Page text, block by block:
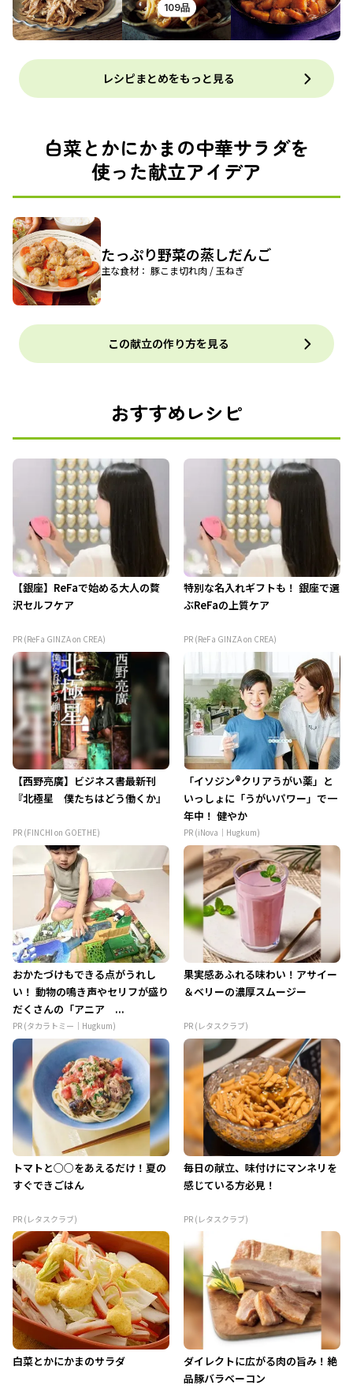
109品
レシピまとめをもっと見る
白菜とかにかまの中華サラダを
使った献立アイデア
たっぷり野菜の蒸しだんご
主な食材： 豚こま切れ肉 / 玉ねぎ
この献立の作り方を見る
おすすめレシピ
【銀座】ReFaで始める大人の贅
沢セルフケア
PR (ReFa GINZA on CREA)
特別な名入れギフトも！ 銀座で選
ぶReFaの上質ケア
PR (ReFa GINZA on CREA)
【西野亮廣】ビジネス書最新刊
『北極星 僕たちはどう働くか』
PR (FINCHI on GOETHE)
「イソジン®クリアうがい薬」と
いっしょに「うがいパワー」で一
年中！ 健やか
PR (iNova｜Hugkum)
おかたづけもできる点がうれし
い！ 動物の鳴き声やセリフが盛り
だくさんの「アニア ...
PR (タカラトミー｜Hugkum)
果実感あふれる味わい！アサイー
＆ベリーの濃厚スムージー
PR (レタスクラブ)
トマトと○○をあえるだけ！夏の
すぐできごはん
PR (レタスクラブ)
毎日の献立、味付けにマンネリを
感じている方必見！
PR (レタスクラブ)
白菜とかにかまのサラダ
ダイレクトに広がる肉の旨み！絶
品豚バラベーコン